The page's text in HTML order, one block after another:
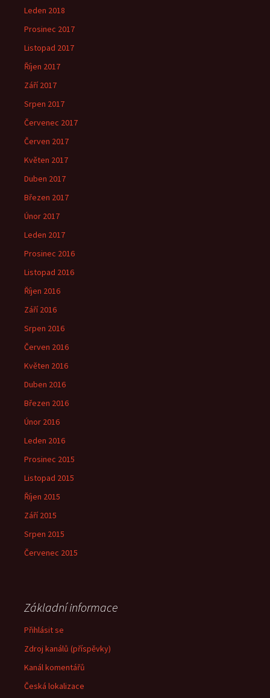
Leden 2018
Prosinec 2017
Listopad 2017
Říjen 2017
Září 2017
Srpen 2017
Červenec 2017
Červen 2017
Květen 2017
Duben 2017
Březen 2017
Únor 2017
Leden 2017
Prosinec 2016
Listopad 2016
Říjen 2016
Září 2016
Srpen 2016
Červen 2016
Květen 2016
Duben 2016
Březen 2016
Únor 2016
Leden 2016
Prosinec 2015
Listopad 2015
Říjen 2015
Září 2015
Srpen 2015
Červenec 2015
Základní informace
Přihlásit se
Zdroj kanálů (příspěvky)
Kanál komentářů
Česká lokalizace